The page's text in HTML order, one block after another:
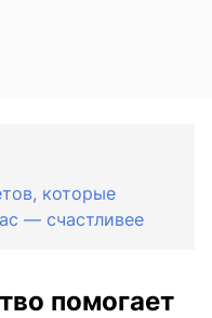
которые
— счастливее
помогает